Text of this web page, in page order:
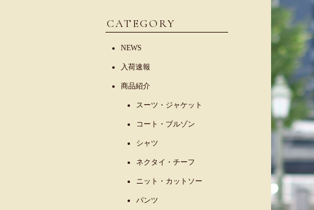
CATEGORY
NEWS
入荷速報
商品紹介
スーツ・ジャケット
コート・ブルゾン
シャツ
ネクタイ・チーフ
ニット・カットソー
パンツ